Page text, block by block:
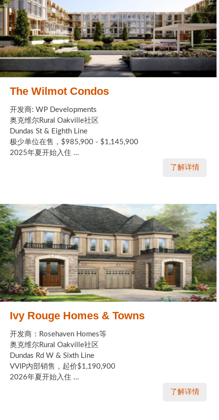
The Wilmot Condos
开发商: WP Developments
奥克维尔Rural Oakville社区
Dundas St & Eighth Line
极少单位在售，$985,900 - $1,145,900
2025年夏开始入住 ...
了解详情
Ivy Rouge Homes & Towns
开发商：Rosehaven Homes等
奥克维尔Rural Oakville社区
Dundas Rd W & Sixth Line
VVIP内部销售，起价$1,190,900
2026年夏开始入住 ...
了解详情